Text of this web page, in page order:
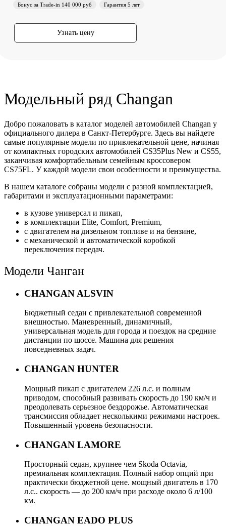
Бонус за Trade-in 140 000 руб
Гарантия 5 лет
Узнать цену
Модельный ряд Changan
Добро пожаловать в каталог моделей автомобилей Changan у
официального дилера в Санкт-Петербурге. Здесь вы найдете
самые популярные модели по привлекательной цене, начиная
от компактных городских автомобилей CS35Plus New и CS55,
заканчивая комфортабельным семейным кроссовером
CS75FL. У каждой модели свои особенности и преимущества.
В нашем каталоге собраны модели с разной комплектацией,
габаритами и эксплуатационными параметрами:
в кузове универсал и пикап,
в комплектации Elite, Comfort, Premium,
с двигателем на дизельном топливе и на бензине,
с механической и автоматической коробкой
переключения передач.
Модели Чанган
CHANGAN ALSVIN
Бюджетный седан с привлекательной современной
внешностью. Маневренный, динамичный,
универсальная модель для города и поездок на средние
дистанции по шоссе. Машина для решения
повседневных задач.
CHANGAN HUNTER
Мощный пикап с двигателем 226 л.с. и полным
приводом, способный развивать скорость до 190 км/ч и
преодолевать серьезное бездорожье. Автоматическая
трансмиссия обладает несколькими режимами настроек.
Повышенный уровень безопасности.
CHANGAN LAMORE
Просторный седан, крупнее чем Skoda Octavia,
премиальная комплектация. Полный набор опций при
практически бюджетной цене. мощный двигатель в 170
л.с.. скорость — до 200 км/ч при расходе около 6 л/100
км.
CHANGAN EADO PLUS